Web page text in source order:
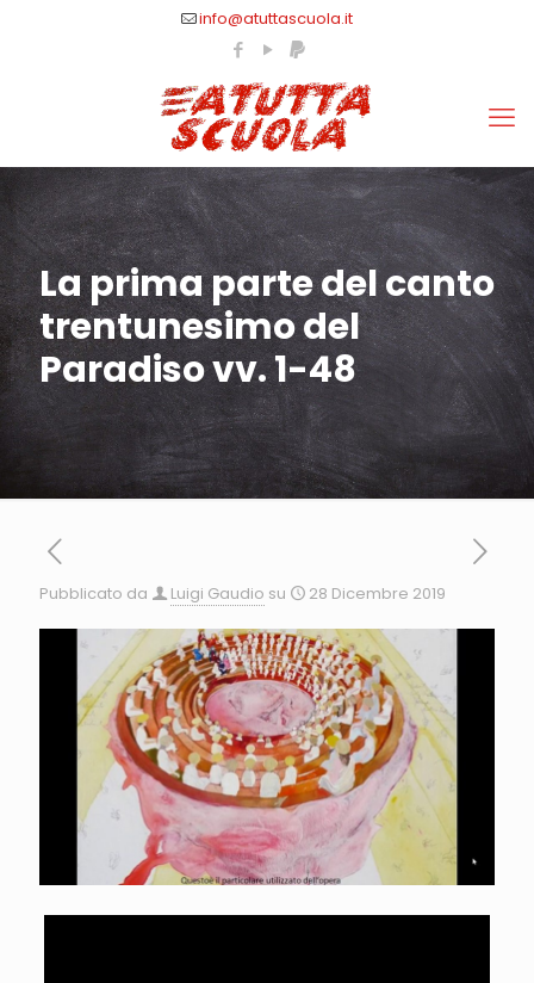
info@atuttascuola.it
La prima parte del canto
trentunesimo del
Paradiso vv. 1-48
Pubblicato da Luigi Gaudio su 28 Dicembre 2019